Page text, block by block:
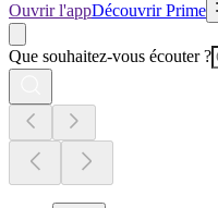
Ouvrir l'appDécouvrir Prime
Que souhaitez-vous écouter ?